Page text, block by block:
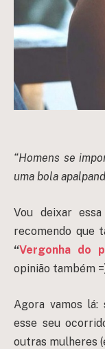
“Homens se
uma bola
Vou deixar
recomendo que
“Vergonha do
opinião também
Agora vamos
esse seu
outras mulheres